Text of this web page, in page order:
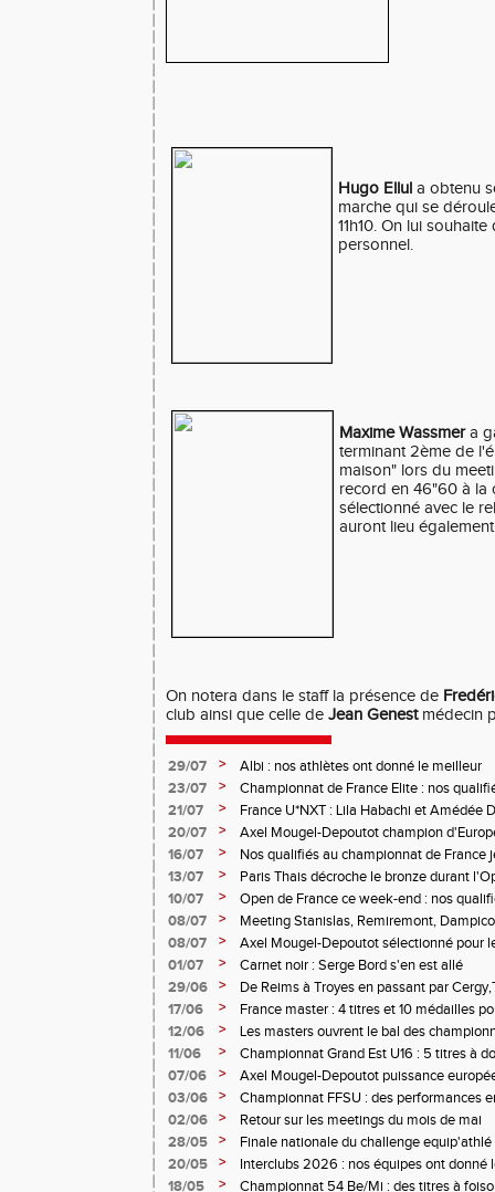
Hugo Ellul a obtenu
marche qui se
11h10. On lui
personnel.
Maxime Wassmera
terminant 2ème de
maison" lors du
record en 46"60 à la
sélectionné avec le
auront lieu
On notera dans le staff la présence de
club ainsi que celle de Jean Genestmédecin
29/07 >
Albi : nos athlètes ont donné le meilleur
23/07
>
Championnat de France Elite : nos
21/07
>
France U*NXT : Lila Habachi et Amédée
belles médailles
20/07 >
Axel Mougel-Depoutot champion
16/07
>
Nos qualifiés au championnat de France
13/07
>
Paris Thais décroche le bronze durant
10/07
>
Open de France ce week-end : nos
08/07
>
Meeting Stanislas, Remiremont,
08/07
>
Axel Mougel-Depoutot sélectionné pour
U18
01/07 >
Carnet noir : Serge Bord s'en est allé
29/06
>
De Reims à Troyes en passant par
performances étaient au rendez-vous
17/06 >
France master : 4 titres et 10 médailles
12/06
>
Les masters ouvrent le bal des
11/06
>
Championnat Grand Est U16 : 5 titres à
07/06
>
Axel Mougel-Depoutot puissance
03/06
>
Championnat FFSU : des performances
02/06
>
Retour sur les meetings du mois de mai
28/05
>
Finale nationale du challenge
minimes
20/05 >
Interclubs 2026 : nos équipes ont donné
18/05
> Championnat 54 Be/Mi : des titres à